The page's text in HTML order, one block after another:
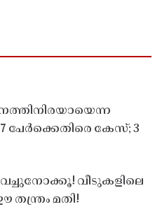
7 പേർക്കെതിരെ കേസ്; 3
വീടുകളിലെ
മതി!